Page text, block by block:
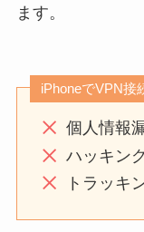
ます。
iPhoneでVPN接
個人情報
ハッキン
トラッキ